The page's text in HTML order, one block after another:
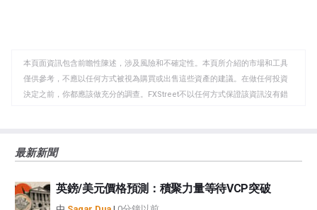
板
本頁面資訊包含前瞻性陳述，涉及風險和不確定性。本頁所介紹的市場和工具
僅供參考，不應以任何方式被視為購買或出售這些資產的建議。在做任何投資
決定之前，你都應該做充分的調查。FXStreet不以任何方式保證該資訊沒有錯
觀點，並不代表FXStreet或其廣告商的官方政策或立場。作者不對本頁連結的
如果文章正文中沒有明確提到，在撰寫本文時，作者在本文中提到的任何股票
中都沒有頭寸，也沒有與文中提到的任何公司有業務關係。除了FXStreet，作
最新新聞
英鎊/美元價格預測：積聚力量等待VCP突破